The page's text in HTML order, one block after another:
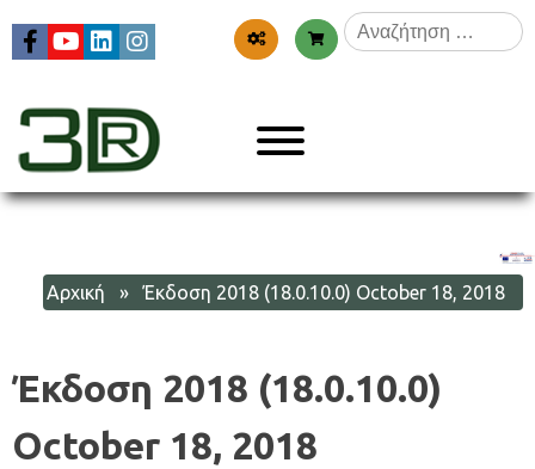
Αναζήτηση
για:
3dr
Αρχική » Έκδοση 2018 (18.0.10.0) October 18, 2018
Έκδοση 2018 (18.0.10.0)
October 18, 2018